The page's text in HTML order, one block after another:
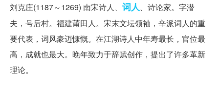
刘克庄(1187～1269) 南宋诗人、 词人、诗论家。字潜
夫，号后村。福建莆田人。宋末文坛领袖，辛派词人的重
要代表，词风豪迈慷慨。在江湖诗人中年寿最长，官位最
高，成就也最大。晚年致力于辞赋创作，提出了许多革新
理论。